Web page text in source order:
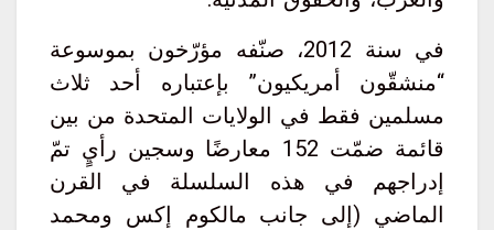
في سنة 2012، صنّفه مؤرّخون بموسوعة
“منشقّون أمريكيون” بإعتباره أحد ثلاث
مسلمين فقط في الولايات المتحدة من بين
قائمة ضمّت 152 معارضًا وسجين رأيٍ تمّ
إدراجهم في هذه السلسلة في القرن
الماضي (إلى جانب مالكوم إكس ومحمد